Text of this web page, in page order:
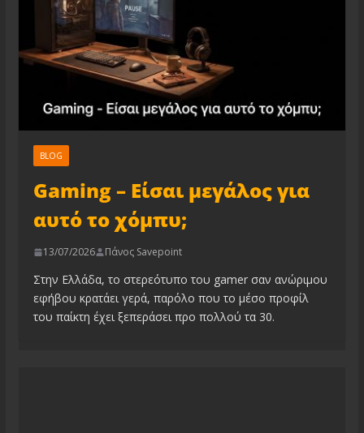
BLOG
Gaming – Είσαι μεγάλος για
αυτό το χόμπυ;
13/07/2026 Πάνος Savepoint
Στην Ελλάδα, το στερεότυπο του gamer σαν ανώριμου
εφήβου κρατάει γερά, παρόλο που το μέσο προφίλ
του παίκτη έχει ξεπεράσει προ πολλού τα 30.